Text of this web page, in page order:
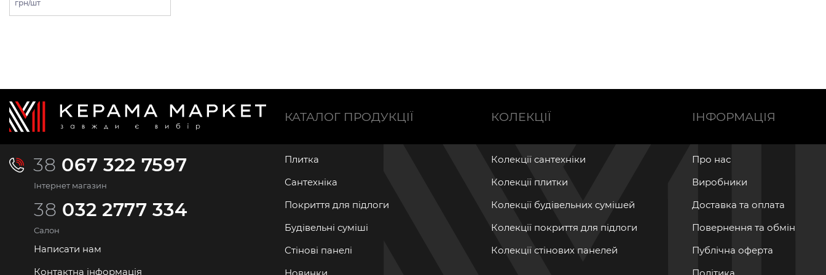
грн/шт
38 067 322 7597
Інтернет магазин
38 032 2777 334
Салон
Написати нам
Контактна інформація
КАТАЛОГ ПРОДУКЦІЇ
Плитка
Сантехніка
Покриття для підлоги
Будівельні суміші
Стінові панелі
КОЛЕКЦІЇ
Колекції сантехніки
Колекції плитки
Колекції будівельних сумішей
Колекції покриття для підлоги
Колекції стінових панелей
ІНФОРМАЦІЯ
Про нас
Виробники
Доставка та оплата
Повернення та обмін
Публічна оферта